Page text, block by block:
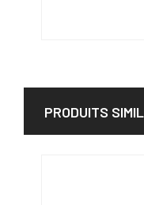
PRODUITS